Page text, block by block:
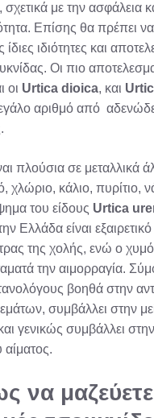
με την ασφάλεια
Επίσης θα πρέπει
ίδιες ιδιότητες και
Οι πιο
οι Urtica dioica, και
αριθμό από
πλούσια σε μεταλλικά
χλώριο, κάλιο, πυρίτιο,
του είδους Urtica
Ελλάδα είναι
της χολής, ενώ ο
την αιμορραγία.
βοηθά στην
συμβάλλει στην
γενικώς συμβάλλει
αίματος.
να